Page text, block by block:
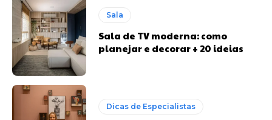
Sala
Sala de TV moderna: como
planejar e decorar + 20 ideias
Dicas de Especialistas